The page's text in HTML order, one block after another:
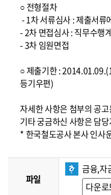
○ 전형절차
- 1차 서류심사 : 제출서류
- 2차 면접심사 : 직무수행
- 3차 임원면접
○ 제출기한 :
등기우편)
자세한 사항은 첨부의 공
기타 궁금하신 사항은 담
* 한국철도공사 본사 인
파일
금융,자
다운로